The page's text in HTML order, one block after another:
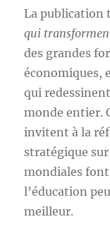
La publication
qui
des grandes
économiques,
qui
monde entier.
invitent à la
stratégique
mondiales
l’éducation
meilleur.